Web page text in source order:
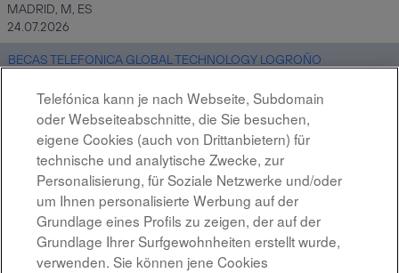
MADRID, M, ES
24.07.2026
BECAS TELEFONICA GLOBAL TECHNOLOGY LOGROÑO
16.07.2026
Desarrollador/a Full Stack especializado/a en Moodle
MADRID, ES
14.07.2026
Ergebnisse1 – 4
Telefónica kann je nach Webseite, Subdomain
oder Webseiteabschnitte, die Sie besuchen,
eigene Cookies (auch von Drittanbietern) für
technische und analytische Zwecke, zur
Personalisierung, für Soziale Netzwerke und/oder
um Ihnen personalisierte Werbung auf der
Grundlage eines Profils zu zeigen, der auf der
Grundlage Ihrer Surfgewohnheiten erstellt wurde,
verwenden. Sie können jene Cookies